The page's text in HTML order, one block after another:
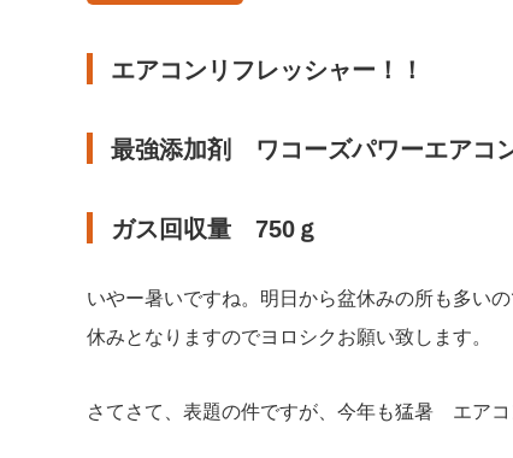
エアコンリフレッシャー！！
最強添加剤 ワコーズパワーエアコ
ガス回収量 750ｇ
いやー暑いですね。明日から盆休みの所も多い
休みとなりますのでヨロシクお願い致します。
さてさて、表題の件ですが、今年も猛暑 エア